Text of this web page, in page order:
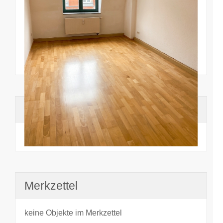
Suchhistorie
noch nichts angesehen
Merkzettel
keine Objekte im Merkzettel